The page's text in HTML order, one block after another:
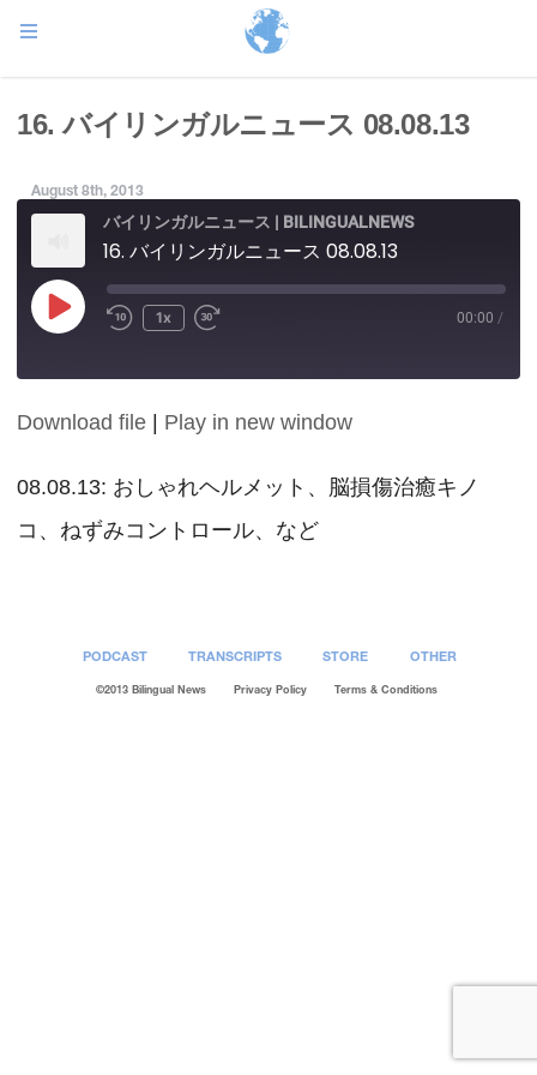
16. バイリンガルニュース 08.08.13
August 8th, 2013
バイリンガルニュース | BILINGUALNEWS
16. バイリンガルニュース 08.08.13
Play
Episode
1x 00:00 /
SHARE
LINK
EMBED
Download file Play in new window
08.08.13: おしゃれヘルメット、脳損傷治癒キノ
コ、ねずみコントロール、など
PODCAST TRANSCRIPTS STORE OTHER
©2013 Bilingual News Privacy Policy Terms & Conditions